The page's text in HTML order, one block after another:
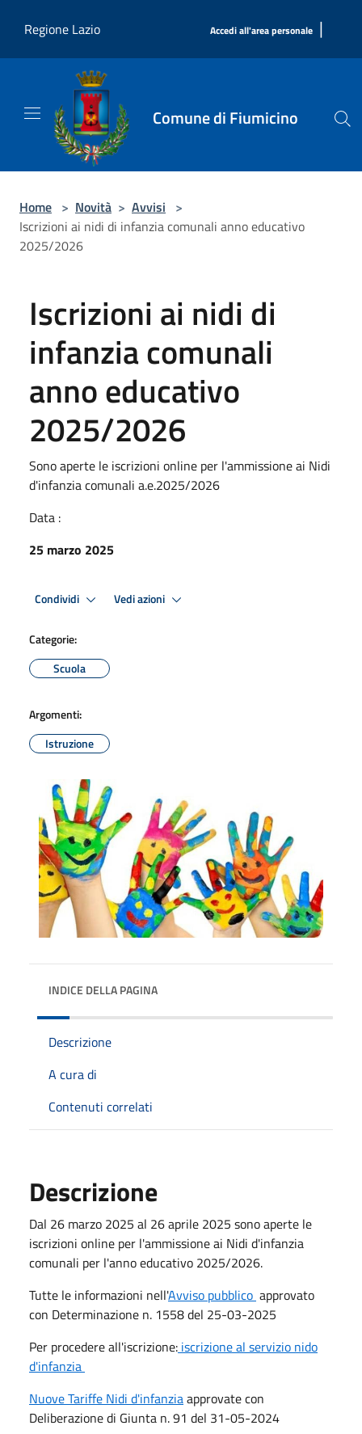
Regione Lazio
Accedi all'area personale |
Comune di Fiumicino
Home > Novità > Avvisi >
Iscrizioni ai nidi di infanzia comunali anno educativo
2025/2026
Iscrizioni ai nidi di
infanzia comunali
anno educativo
2025/2026
Sono aperte le iscrizioni online per l'ammissione ai Nidi
d'infanzia comunali a.e.2025/2026
Data :
25 marzo 2025
Condividi Vedi azioni
Categorie:
Scuola
Argomenti:
Istruzione
INDICE DELLA PAGINA
Descrizione
A cura di
Contenuti correlati
Descrizione
Dal 26 marzo 2025 al 26 aprile 2025 sono aperte le
iscrizioni online per l'ammissione ai Nidi d'infanzia
comunali per l'anno educativo 2025/2026.
Tutte le informazioni nell'Avviso pubblico approvato
con Determinazione n. 1558 del 25-03-2025
Per procedere all'iscrizione: iscrizione al servizio nido
d'infanzia
Nuove Tariffe Nidi d'infanziaapprovate con
Deliberazione di Giunta n. 91 del 31-05-2024